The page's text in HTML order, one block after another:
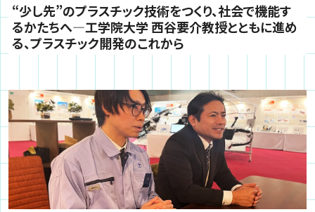
“少し先”のプラスチック技術をつくり、社会で機能す
るかたちへ―工学院大学 西谷要介教授とともに進め
る、プラスチック開発のこれから